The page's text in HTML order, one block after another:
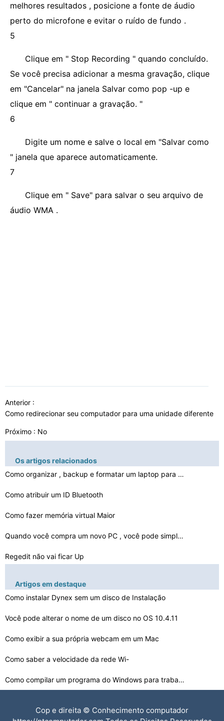
melhores resultados , posicione a fonte de áudio
perto do microfone e evitar o ruído de fundo .
5
Clique em " Stop Recording " quando concluído.
Se você precisa adicionar a mesma gravação, clique
em "Cancelar" na janela Salvar como pop -up e
clique em " continuar a gravação. "
6
Digite um nome e salve o local em "Salvar como
" janela que aparece automaticamente.
7
Clique em " Save" para salvar o seu arquivo de
áudio WMA .
Anterior :
Como redirecionar seu computador para uma unidade diferente
Próximo : No
Os artigos relacionados
Como organizar , backup e formatar um laptop para vende…
Como atribuir um ID Bluetooth
Como fazer memória virtual Maior
Quando você compra um novo PC , você pode simplesment…
Regedit não vai ficar Up
Artigos em destaque
Como instalar Dynex sem um disco de Instalação
Você pode alterar o nome de um disco no OS 10.4.11
Como exibir a sua própria webcam em um Mac
Como saber a velocidade da rede Wi-
Como compilar um programa do Windows para trabalhar no …
Cop e direita © Conhecimento computador